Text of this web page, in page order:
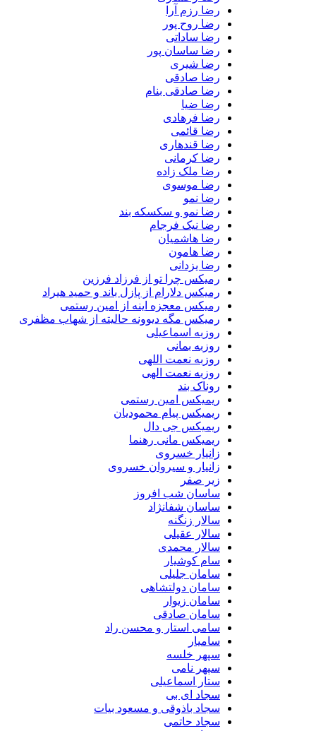
رضا رزم آرا
رضا روح پور
رضا ساداتی
رضا ساسان پور
رضا شیری
رضا صادقی
رضا صادقی بنام
رضا ضیا
رضا فرهادی
رضا قائمی
رضا قندهاری
رضا کرمانی
رضا ملک زاده
رضا موسوی
رضا نمو
رضا نمو و سکسکه بند
رضا نیک فرجام
رضا هاشمیان
رضا هامون
رضا یزدانی
رمیکس چرا تو از فرزاد فرزین
رمیکس دلارام از پازل باند و حمید هیراد
رمیکس معجزه اینه از امین رستمی
رمیکس مگه دیوونه حالیته از شهاب مظفری
روزبه اسماعیلی
روزبه بمانی
روزبه نعمت اللهی
روزبه نعمت الهی
روناک بند
ریمیکس امین رستمی
ریمیکس پیام محمودیان
ریمیکس جی دال
ریمیکس مانی رهنما
زانیار خسروی
زانیار و سیروان خسروی
زیر صفر
ساسان شب افروز
ساسان شفانژاد
سالار زنگنه
سالار عقیلی
سالار محمدی
سام کوشیار
سامان جلیلی
سامان دولتشاهی
سامان زیوار
سامان صادقی
سامی استار و محسن راد
سامیار
سپهر خلسه
سپهر نامی
ستار اسماعیلی
سجاد ای بی
سجاد باذوقی و مسعود بیات
سجاد حاتمی